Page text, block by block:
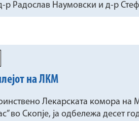
р Радослав Наумовски и д-р
на ЛКМ
Лекарската комора на
во Скопје, ја одбележа десет